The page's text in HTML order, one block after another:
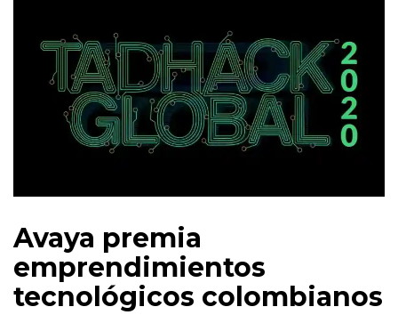
Avaya premia
emprendimientos
tecnológicos colombianos